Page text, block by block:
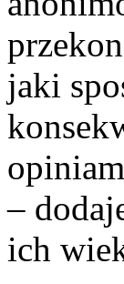
jaki
–
ich